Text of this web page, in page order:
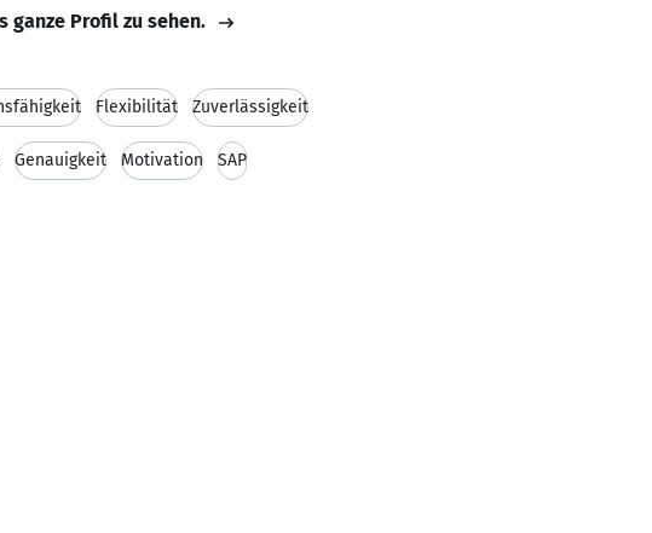
ganze Profil zu sehen.
Flexibilität Zuverlässigkeit
Genauigkeit Motivation SAP